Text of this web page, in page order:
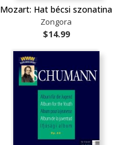
Mozart: Hat bécsi szonatina
Zongora
$14.99